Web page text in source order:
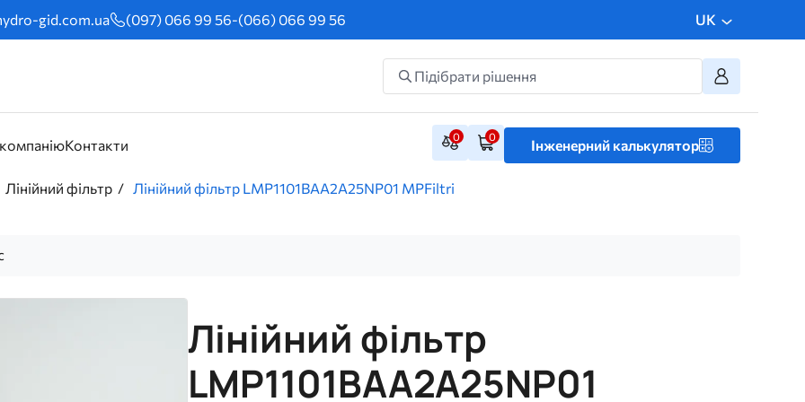
gid.com.ua (097) 066 99 56-(066) 066 99 56 UK
Контакти 0 0 Інженерний калькулятор
Лінійний фільтр Лінійний фільтр LMP1101BAA2A25NP01 MPFiltri
Лінійний фільтр
LMP1101BAA2A25NP01